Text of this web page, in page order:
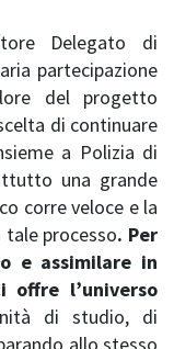
Delegato di
partecipazione
del progetto
di continuare
a Polizia di
una grande
corre veloce e la
processo. Per
e assimilare in
l’universo
di studio, di